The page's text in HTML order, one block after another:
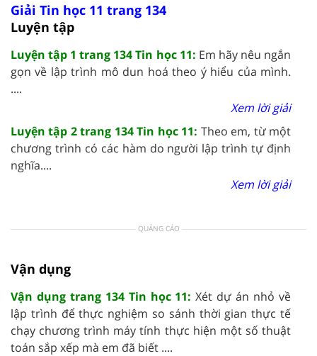
Giải Tin học 11 trang 134
Luyện tập
Luyện tập 1 trang 134 Tin học 11: Em hãy nêu ngắn
gọn về lập trình mô dun hoá theo ý hiểu của mình.
....
Xem lời giải
Luyện tập 2 trang 134 Tin học 11: Theo em, từ một
chương trình có các hàm do người lập trình tự định
nghĩa....
Xem lời giải
QUẢNG CÁO
Vận dụng
Vận dụng trang 134 Tin học 11:Xét dự án nhỏ về
lập trình để thực nghiệm so sánh thời gian thực tế
chạy chương trình máy tính thực hiện một số thuật
toán sắp xếp mà em đã biết ....